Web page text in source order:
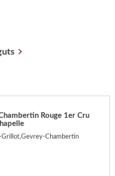
Rouge 1er Cru
Grillot,Gevrey-Chambertin